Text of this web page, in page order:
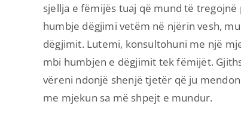
sjellja e fëmijës tuaj që mund të
humbje dëgjimi vetëm në njërin vesh,
dëgjimit. Lutemi, konsultohuni me një
mbi humbjen e dëgjimit tek fëmijët.
vëreni ndonjë shenjë tjetër që ju
me mjekun sa më shpejt e mundur.